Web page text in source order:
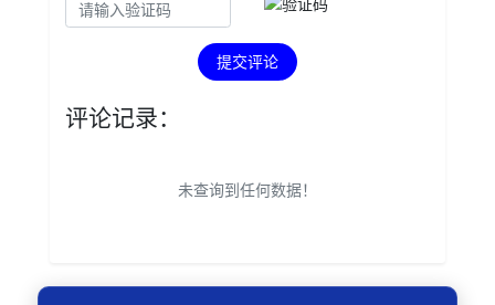
提交评论
评论记录：
未查询到任何数据！